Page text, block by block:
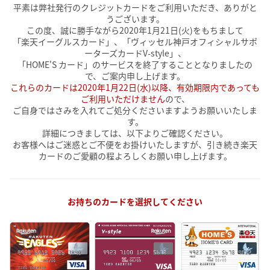
平素は弊社発行のクレジットカードをご利用いただき、ありがと
うございます。
この度、誠に勝手ながら2020年1月21日(火)をもちまして
「楽天イーグルスカード」、「ヴィッセル神戸オフィシャルサポ
ーターズカードV-style」、
「HOME'S カード」のサービスを終了することとなりましたの
で、ご案内申し上げます。
これらのカードは2020年1月22日(水)以降、有効期限内であっても
ご利用いただけませんので、
ご自身ではさみを入れてご処分くださいますようお願いいたしま
す。
詳細につきましては、以下よりご確認ください。
お客様へはご迷惑とご不便をお掛けいたしますが、引き続き楽天
カードのご愛顧の程よろしくお願い申し上げます。
お持ちのカードを選択してください